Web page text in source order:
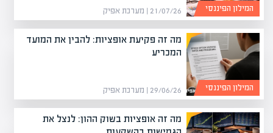
21/07/26 | מערכת אפיק המילון הפיננסי
מה זה פקיעת אופציות: להבין את המועד
המכריע
29/06/26 | מערכת אפיק המילון הפיננסי
מה זה אופציות בשוק ההון: לנצל את